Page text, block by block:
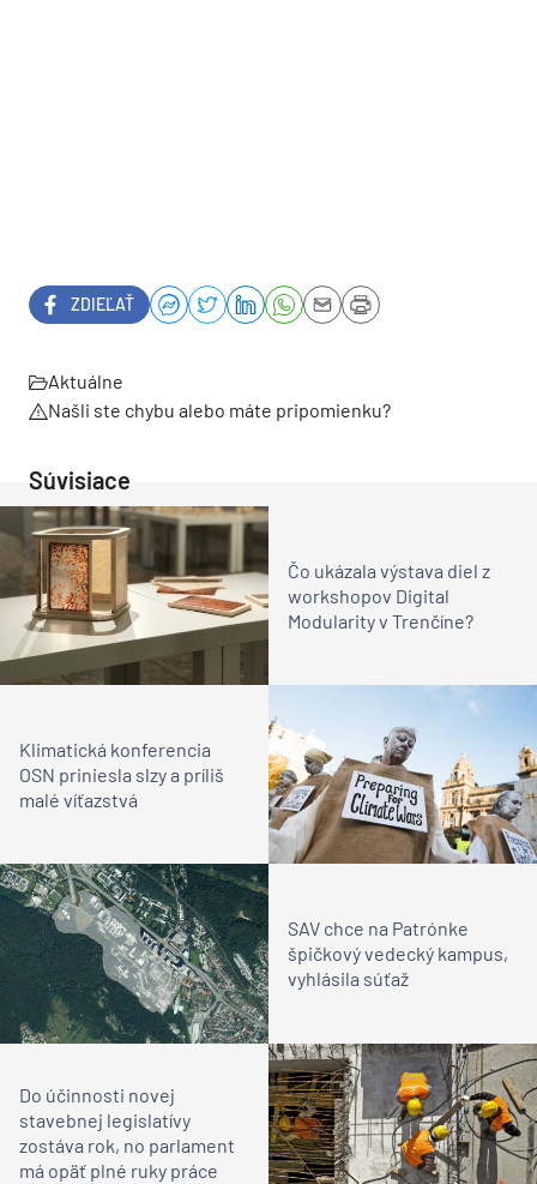
ZDIEĽAŤ
Aktuálne
Našli ste chybu alebo máte pripomienku?
Súvisiace
Čo ukázala výstava diel z
workshopov Digital
Modularity v Trenčíne?
Klimatická konferencia
OSN priniesla slzy a príliš
malé víťazstvá
SAV chce na Patrónke
špičkový vedecký kampus,
vyhlásila súťaž
Do účinnosti novej
stavebnej legislatívy
zostáva rok, no parlament
má opäť plné ruky práce